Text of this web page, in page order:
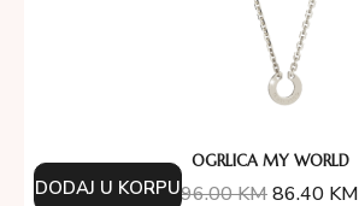
OGRLICA MY WORLD
96.00KM86.40 KM
DODAJ U KORPU